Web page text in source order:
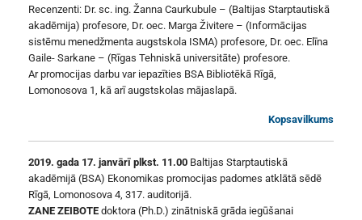
Recenzenti: Dr. sc. ing. Žanna Caurkubule – (Baltijas Starptautiskā
akadēmija) profesore, Dr. oec. Marga Živitere – (Informācijas
sistēmu menedžmenta augstskola ISMA) profesore, Dr. oec. Elīna
Gaile- Sarkane – (Rīgas Tehniskā universitāte) profesore.
Ar promocijas darbu var iepazīties BSA Bibliotēkā Rīgā,
Lomonosova 1, kā arī augstskolas mājaslapā.
Kopsavilkums
2019. gada 17. janvārī plkst. 11.00 Baltijas Starptautiskā
akadēmijā (BSA) Ekonomikas promocijas padomes atklātā sēdē
Rīgā, Lomonosova 4, 317. auditorijā.
ZANE ZEIBOTE doktora (Ph.D.) zinātniskā grāda iegūšanai